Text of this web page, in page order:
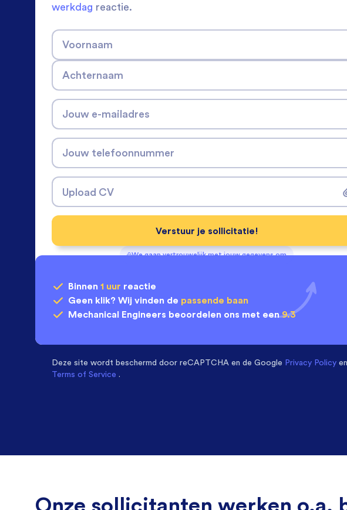
werkdag reactie.
Voornaam
Achternaam
Jouw e-mailadres
Jouw telefoonnummer
Upload CV
We gaan vertrouwelijk met jouw gegevens om
Verstuur je sollicitatie!
Binnen 1 uur reactie
Geen klik? Wij vinden de passende baan
Mechanical Engineers beoordelen ons met een 9.3
Deze site wordt beschermd door reCAPTCHA en de Google Privacy Policy en
Terms of Service .
Onze sollicitanten werken o.a.